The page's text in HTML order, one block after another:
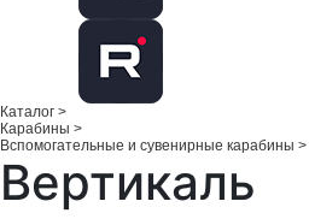
Каталог >
Карабины >
Вспомогательные и сувенирные карабины >
Вертикаль